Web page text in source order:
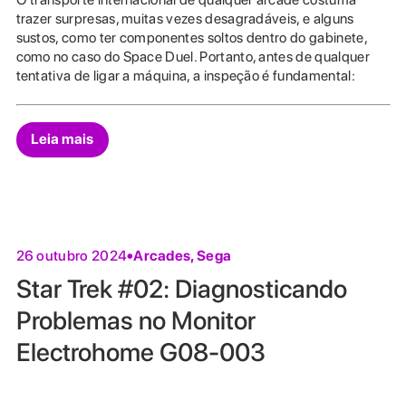
trazer surpresas, muitas vezes desagradáveis, e alguns
sustos, como ter componentes soltos dentro do gabinete,
como no caso do Space Duel. Portanto, antes de qualquer
tentativa de ligar a máquina, a inspeção é fundamental:
Leia mais
26 outubro 2024 Arcades,Sega
Star Trek #02: Diagnosticando
Problemas no Monitor
Electrohome G08-003